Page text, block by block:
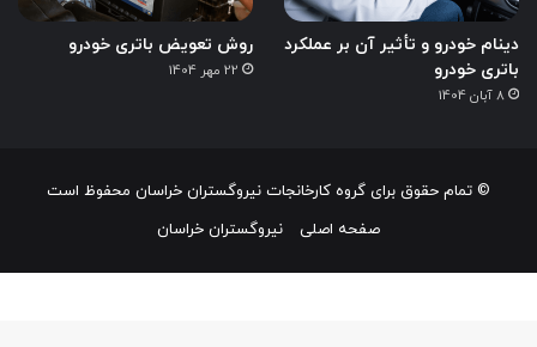
دینام خودرو و تأثیر آن بر عملکرد
باتری خودرو
8 آبان 1404
روش تعویض باتری خودرو
22 مهر 1404
© تمام حقوق برای گروه کارخانجات نیروگستران خراسان محفوظ است
صفحه اصلی
نیروگستران خراسان